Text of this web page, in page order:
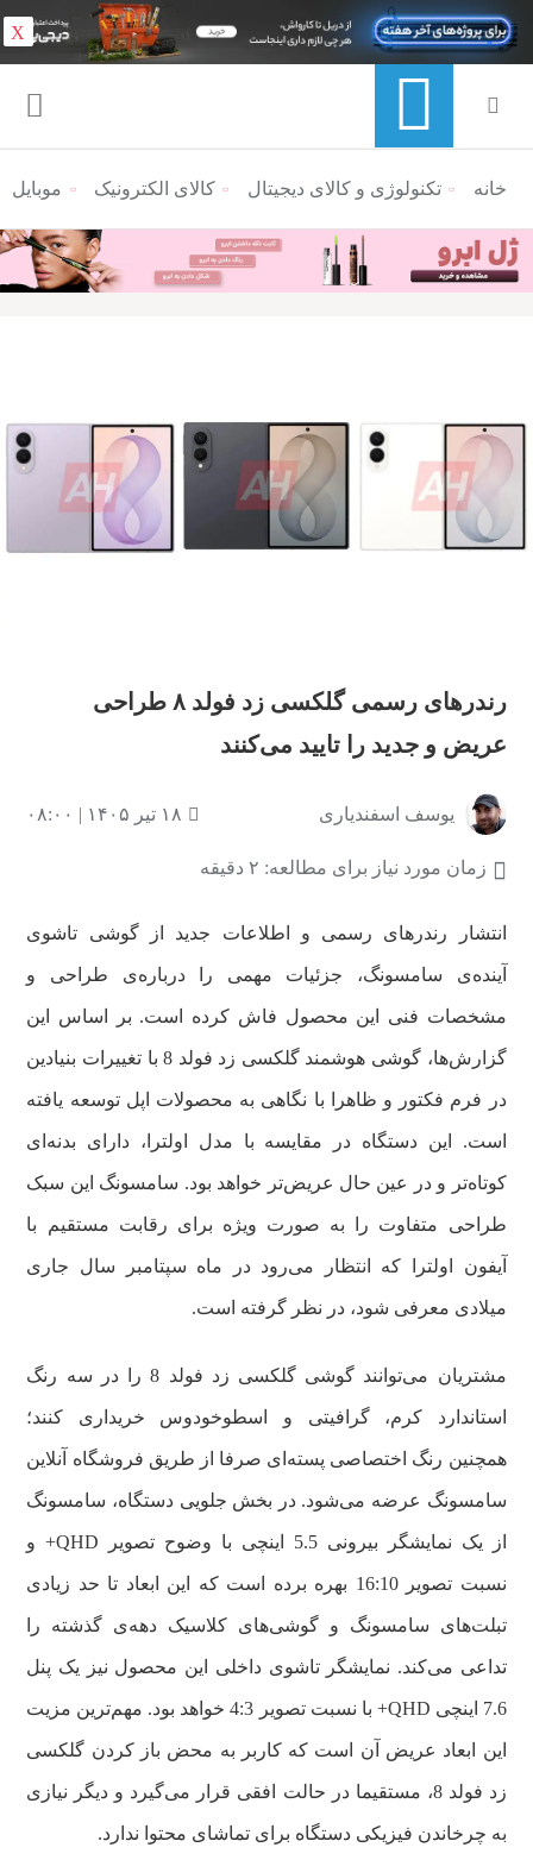
منوی ناوبری خرده نان
خانه تکنولوژی و کالای دیجیتال کالای الکترونیک موبایل
رندرهای رسمی گلکسی زد فولد ۸ طراحی
عریض و جدید را تایید می‌کنند
یوسف اسفندیاری ۱۸ تیر ۱۴۰۵ | ۰۸:۰۰
زمان مورد نیاز برای مطالعه: ۲ دقیقه
انتشار رندرهای رسمی و اطلاعات جدید از گوشی تاشوی
آینده‌ی سامسونگ، جزئیات مهمی را درباره‌ی طراحی و
مشخصات فنی این محصول فاش کرده است. بر اساس این
گزارش‌ها، گوشی هوشمند گلکسی زد فولد 8 با تغییرات بنیادین
در فرم فکتور و ظاهرا با نگاهی به محصولات اپل توسعه یافته
است. این دستگاه در مقایسه با مدل اولترا، دارای بدنه‌ای
کوتاه‌تر و در عین حال عریض‌تر خواهد بود. سامسونگ این سبک
طراحی متفاوت را به صورت ویژه برای رقابت مستقیم با
آیفون اولترا که انتظار می‌رود در ماه سپتامبر سال جاری
میلادی معرفی شود، در نظر گرفته است.
مشتریان می‌توانند گوشی گلکسی زد فولد 8 را در سه رنگ
استاندارد کرم، گرافیتی و اسطوخودوس خریداری کنند؛
همچنین رنگ اختصاصی پسته‌ای صرفا از طریق فروشگاه آنلاین
سامسونگ عرضه می‌شود. در بخش جلویی دستگاه، سامسونگ
از یک نمایشگر بیرونی 5.5 اینچی با وضوح تصویر QHD+ و
نسبت تصویر 16:10 بهره برده است که این ابعاد تا حد زیادی
تبلت‌های سامسونگ و گوشی‌های کلاسیک دهه‌ی گذشته را
تداعی می‌کند. نمایشگر تاشوی داخلی این محصول نیز یک پنل
7.6 اینچی QHD+ با نسبت تصویر 4:3 خواهد بود. مهم‌ترین مزیت
این ابعاد عریض آن است که کاربر به محض باز کردن گلکسی
زد فولد 8، مستقیما در حالت افقی قرار می‌گیرد و دیگر نیازی
به چرخاندن فیزیکی دستگاه برای تماشای محتوا ندارد.
X